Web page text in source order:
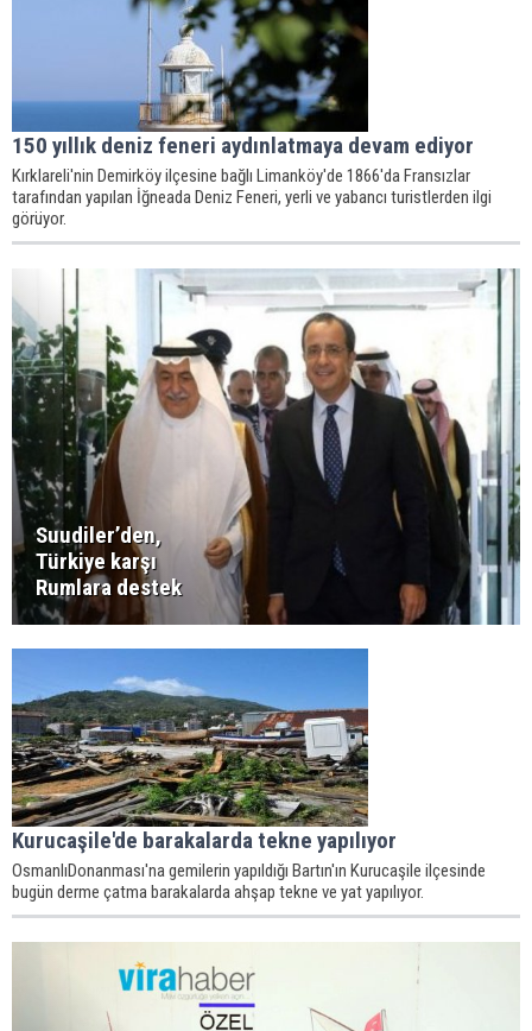
150 yıllık deniz feneri aydınlatmaya devam ediyor
Kırklareli'nin Demirköy ilçesine bağlı Limanköy'de 1866'da Fransızlar
tarafından yapılan İğneada Deniz Feneri, yerli ve yabancı turistlerden ilgi
görüyor.
Suudiler’den,
Türkiye karşı
Rumlara destek
Kurucaşile'de barakalarda tekne yapılıyor
OsmanlıDonanması'na gemilerin yapıldığı Bartın'ın Kurucaşile ilçesinde
bugün derme çatma barakalarda ahşap tekne ve yat yapılıyor.